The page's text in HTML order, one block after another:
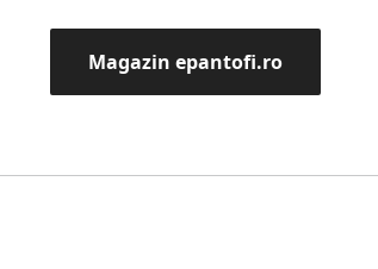
Magazin epantofi.ro